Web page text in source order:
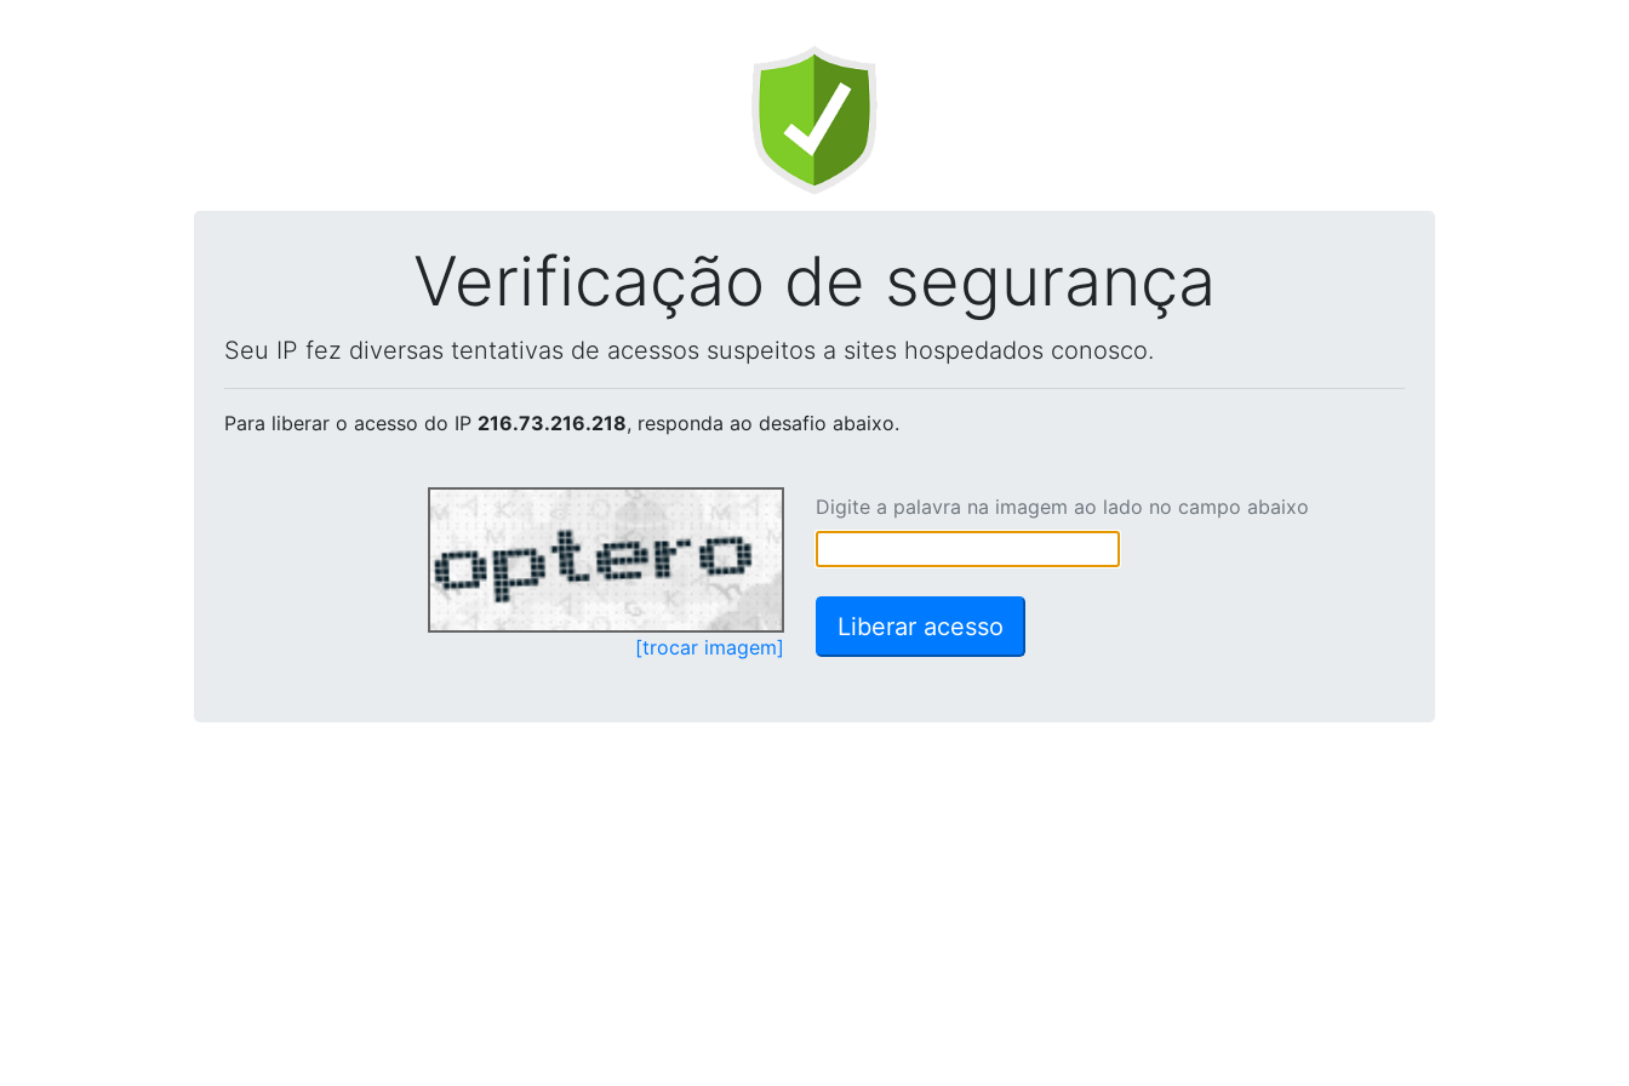
Verificação de segurança
Seu IP fez diversas tentativas de acessos suspeitos a sites hospedados conosco.
Para liberar o acesso do IP 216.73.216.218, responda ao desafio abaixo.
[trocar imagem]
Digite a palavra na imagem ao lado no campo abaixo